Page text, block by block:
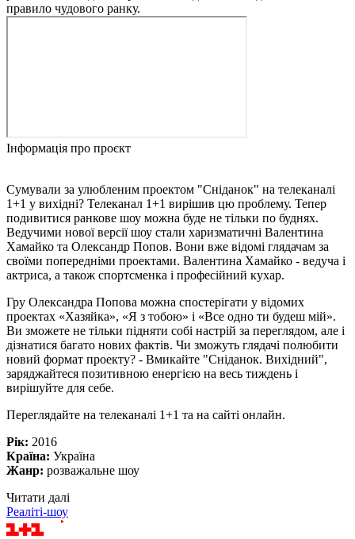
правило чудового ранку.
Інформація про проєкт
Сумували за улюбленим проектом "Сніданок" на телеканалі
1+1 у вихідні? Телеканал 1+1 вирішив цю проблему. Тепер
подивитися ранкове шоу можна буде не тільки по буднях.
Ведучими нової версії шоу стали харизматичні Валентина
Хамайко та Олександр Попов. Вони вже відомі глядачам за
своїми попередніми проектами. Валентина Хамайко - ведуча і
актриса, а також спортсменка і професійний кухар.
Гру Олександра Попова можна спостерігати у відомих
проектах «Хазяйка», «Я з тобою» і «Все одно ти будеш мій».
Ви зможете не тільки підняти собі настрій за переглядом, але і
дізнатися багато нових фактів. Чи зможуть глядачі полюбити
новий формат проекту? - Вмикайте "Сніданок. Вихідний",
заряджайтеся позитивною енергією на весь тиждень і
вирішуйте для себе.
Переглядайте на телеканалі 1+1 та на сайті онлайн.
Рік: 2016
Країна: Україна
Жанр: розважальне шоу
Читати далі
Реаліті-шоу